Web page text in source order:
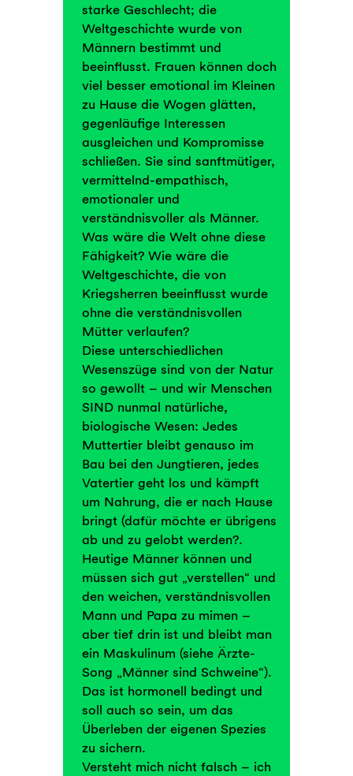
starke Geschlecht; die
Weltgeschichte wurde von
Männern bestimmt und
beeinflusst. Frauen können doch
viel besser emotional im Kleinen
zu Hause die Wogen glätten,
gegenläufige Interessen
ausgleichen und Kompromisse
schließen. Sie sind sanftmütiger,
vermittelnd-empathisch,
emotionaler und
verständnisvoller als Männer.
Was wäre die Welt ohne diese
Fähigkeit? Wie wäre die
Weltgeschichte, die von
Kriegsherren beeinflusst wurde
ohne die verständnisvollen
Mütter verlaufen?
Diese unterschiedlichen
Wesenszüge sind von der Natur
so gewollt – und wir Menschen
SIND nunmal natürliche,
biologische Wesen: Jedes
Muttertier bleibt genauso im
Bau bei den Jungtieren, jedes
Vatertier geht los und kämpft
um Nahrung, die er nach Hause
bringt (dafür möchte er übrigens
ab und zu gelobt werden?.
Heutige Männer können und
müssen sich gut „verstellen“ und
den weichen, verständnisvollen
Mann und Papa zu mimen –
aber tief drin ist und bleibt man
ein Maskulinum (siehe Ärzte-
Song „Männer sind Schweine“).
Das ist hormonell bedingt und
soll auch so sein, um das
Überleben der eigenen Spezies
zu sichern.
Versteht mich nicht falsch – ich